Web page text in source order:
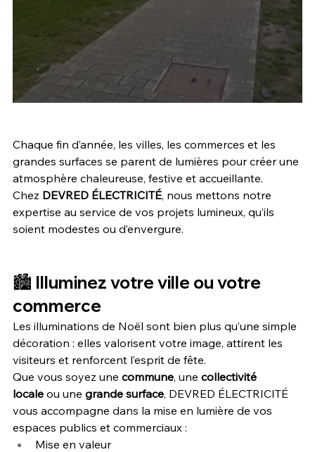
Chaque fin d’année, les villes, les commerces et les
grandes surfaces se parent de lumières pour créer une
atmosphère chaleureuse, festive et accueillante.
Chez DEVRED ÉLECTRICITÉ, nous mettons notre
expertise au service de vos projets lumineux, qu’ils
soient modestes ou d’envergure.
🏙️ Illuminez votre ville ou votre
commerce
Les illuminations de Noël sont bien plus qu’une simple
décoration : elles valorisent votre image, attirent les
visiteurs et renforcent l’esprit de fête.
Que vous soyez une commune, une collectivité
locale ou une grande surface, DEVRED ÉLECTRICITÉ
vous accompagne dans la mise en lumière de vos
espaces publics et commerciaux :
Mise en valeur